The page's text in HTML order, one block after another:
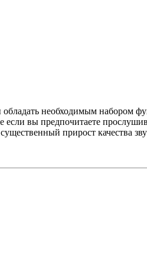
необходимым набором
если вы предпочитаете
прирост качества